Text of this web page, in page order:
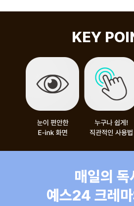
KEY
매일의 독
예스24 크레